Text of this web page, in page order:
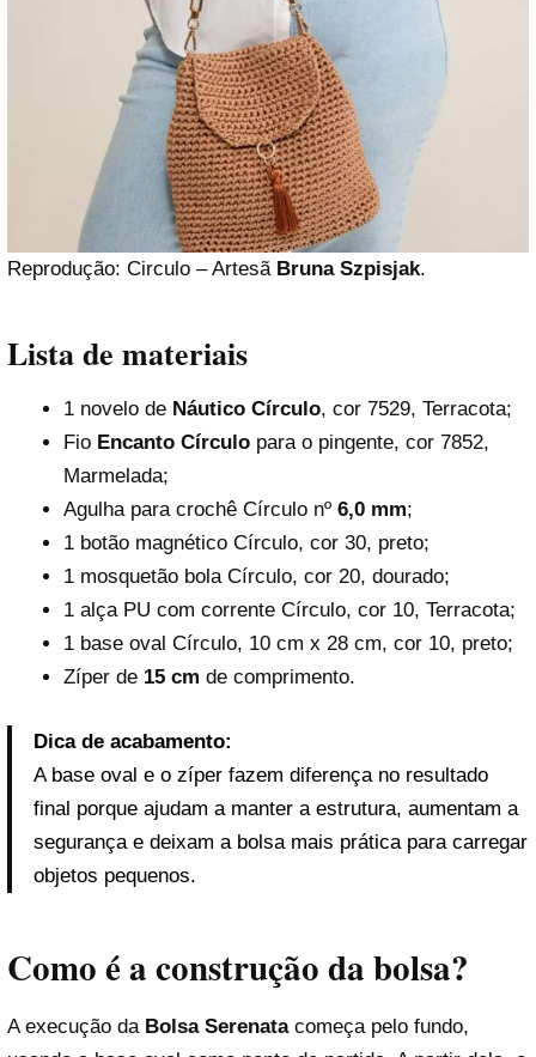
Reprodução: Circulo – Artesã Bruna Szpisjak.
Lista de materiais
1 novelo de Náutico Círculo, cor 7529, Terracota;
Fio Encanto Círculopara o pingente, cor 7852,
Marmelada;
Agulha para crochê Círculo nº 6,0 mm;
1 botão magnético Círculo, cor 30, preto;
1 mosquetão bola Círculo, cor 20, dourado;
1 alça PU com corrente Círculo, cor 10, Terracota;
1 base oval Círculo, 10 cm x 28 cm, cor 10, preto;
Zíper de 15 cm de comprimento.
Dica de acabamento:
A base oval e o zíper fazem diferença no resultado
final porque ajudam a manter a estrutura, aumentam a
segurança e deixam a bolsa mais prática para carregar
objetos pequenos.
Como é a construção da bolsa?
A execução da Bolsa Serenatacomeça pelo fundo,